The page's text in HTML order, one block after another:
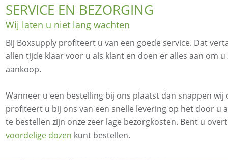
SERVICE EN BEZORGING
Wij laten u niet lang wachten
Bij Boxsupply profiteert u van een goede service. Dat
allen tijde klaar voor u als klant en doen er alles aan om
aankoop.
Wanneer u een bestelling bij ons plaatst dan snappen
profiteert u bij ons van een snelle levering op het door u
te bestellen zijn onze zeer lage bezorgkosten. Bent u
voordelige dozen kunt bestellen.